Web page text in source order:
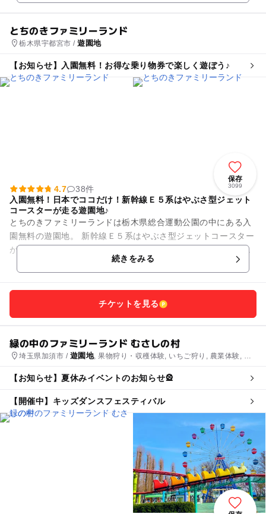
とちのきファミリーランド
栃木県宇都宮市 /遊園地
【お知らせ】入園無料！お得な乗り物券で楽しく遊ぼう♪
保存
3099
4.7
38件
入園無料！日本でココだけ！新幹線Ｅ５系はやぶさ型ジェット
コースターが走る遊園地♪
とちのきファミリーランドは栃木県総合運動公園の中にある入
園無料の遊園地。 新幹線Ｅ５系はやぶさ型ジェットコースター
が有名。スカイシップやスーパースイングなどの絶叫系から、
小学生に人気のパラトル...続きをみる
チケットを見る
緑の中のファミリーランド むさしの村
埼玉県加須市 / 遊園地, 果物狩り・収穫体験, いちご狩り, 農業体験, プ
【お知らせ】夏休みイベントのお知らせ🎡
【開催中】キッズダンスフェスティバル